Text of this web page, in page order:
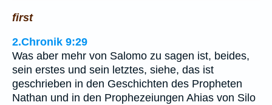
first
2.Chronik 9:29
Was aber mehr von Salomo zu sagen ist, beides,
sein erstes und sein letztes, siehe, das ist
geschrieben in den Geschichten des Propheten
Nathan und in den Prophezeiungen Ahias von Silo